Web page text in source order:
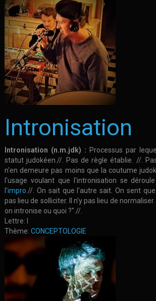
Intronisation
Intronisation (n.m.jdk) : Processus par
statut judokéen.//. Pas de règle établie. //.
n'en demeure pas moins que la coutume
l'usage voulant que l'intronisation se
'impro .//. On sait que l'autre sait. On sent
pas lieu de solliciter. Il n'y pas lieu de
on intronise ou quoi ?".//.
Lettre:
Thème: CONCEPTOLOGIE